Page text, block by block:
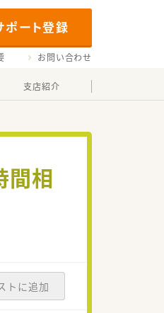
ポート登録
お問い合わせ
支店紹介
間相
トに追加